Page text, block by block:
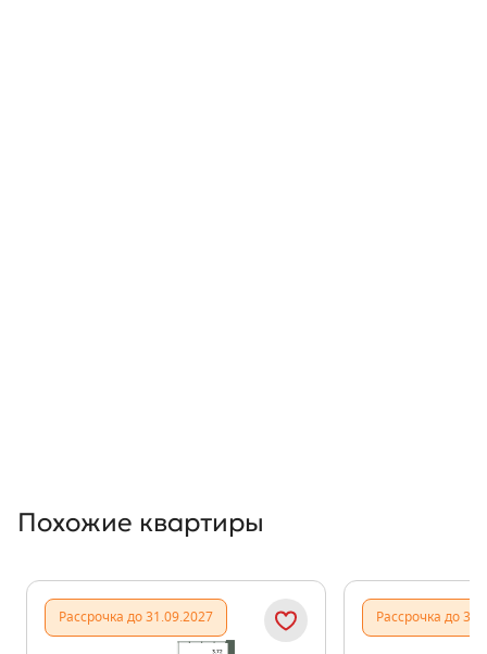
Похожие квартиры
Рассрочка до 31.09.2027 Рассрочка до